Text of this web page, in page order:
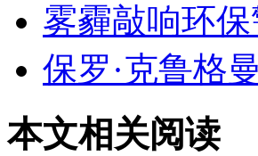
雾霾敲响环
保罗·克鲁格
本文相关阅读